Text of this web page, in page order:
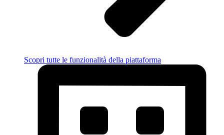
Scopri tutte le funzionalità della piattaforma